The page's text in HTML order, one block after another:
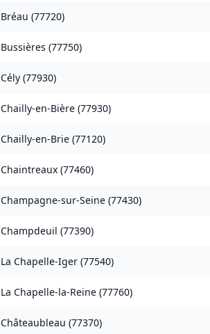
Bréau (77720)
Bussières (77750)
Cély (77930)
Chailly-en-Bière (77930)
Chailly-en-Brie (77120)
Chaintreaux (77460)
Champagne-sur-Seine (77430)
Champdeuil (77390)
La Chapelle-Iger (77540)
La Chapelle-la-Reine (77760)
Châteaubleau (77370)